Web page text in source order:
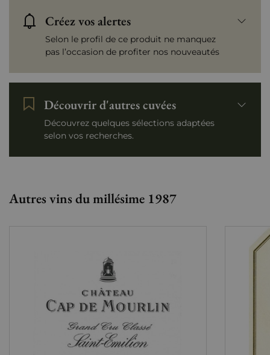
Créez vos alertes
Selon le profil de ce produit ne manquez
pas l’occasion de profiter nos nouveautés
Découvrir d'autres cuvées
Découvrez quelques sélections adaptées
selon vos recherches.
Autres vins du millésime 1987